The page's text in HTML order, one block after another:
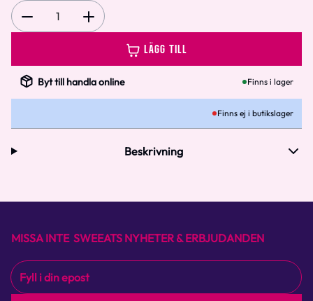
1
LÄGG TILL
Byt till handla online Finns i lager
Finns ej i butikslager
Beskrivning
MISSA INTE SWEEATS NYHETER & ERBJUDANDEN